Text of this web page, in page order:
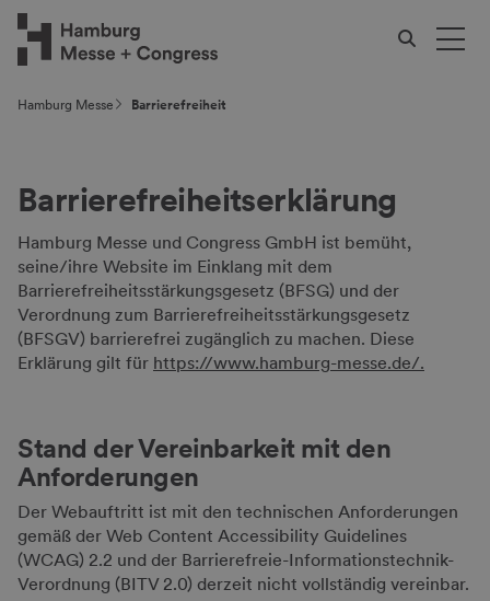
Hamburg Messe Barrierefreiheit
Barrierefreiheitserklärung
Hamburg Messe und Congress GmbH ist bemüht,
seine/ihre Website im Einklang mit dem
Barrierefreiheitsstärkungsgesetz (BFSG) und der
Verordnung zum Barrierefreiheitsstärkungsgesetz
(BFSGV) barrierefrei zugänglich zu machen. Diese
Erklärung gilt für https://www.hamburg-messe.de/.
Stand der Vereinbarkeit mit den
Anforderungen
Der Webauftritt ist mit den technischen Anforderungen
gemäß der Web Content Accessibility Guidelines
(WCAG) 2.2 und der Barrierefreie-Informationstechnik-
Verordnung (BITV 2.0) derzeit nicht vollständig vereinbar.